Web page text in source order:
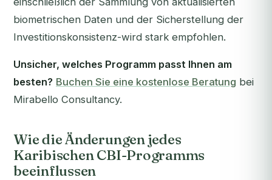
biometrischen Daten und der Sicherstellung der
Investitionskonsistenz-wird stark empfohlen.
Unsicher, welches Programm passt Ihnen am
besten? Buchen Sie eine kostenlose Beratung bei
Mirabello Consultancy.
Wie die Änderungen jedes
Karibischen CBI-Programms
beeinflussen